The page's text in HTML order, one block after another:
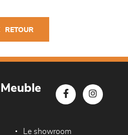
RETOUR
Le showroom